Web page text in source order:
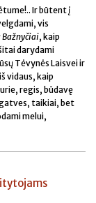
Ir būtent į
vis
Bažnyčiai, kaip
darydami
Tėvynės Laisvei ir
vidaus, kaip
regis, būdavę
taikiai, bet
melui,